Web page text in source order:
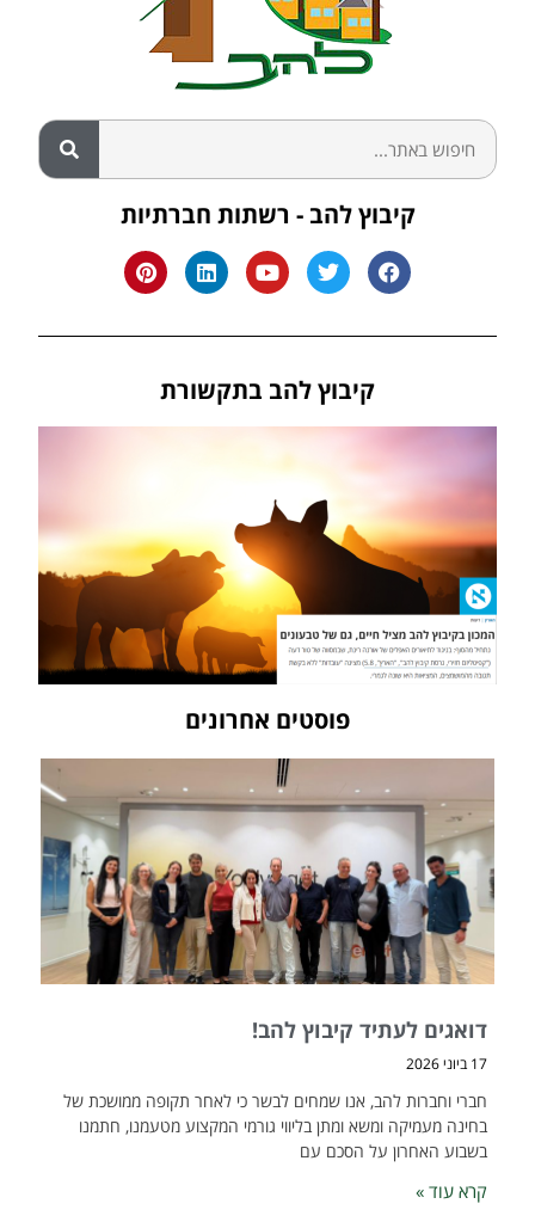
קיבוץ להב - רשתות חברתיות
קיבוץ להב בתקשורת
פוסטים אחרונים
דואגים לעתיד קיבוץ להב!
17 ביוני 2026
חברי וחברות להב, אנו שמחים לבשר כי לאחר תקופה ממושכת של
בחינה מעמיקה ומשא ומתן בליווי גורמי המקצוע מטעמנו, חתמנו
בשבוע האחרון על הסכם עם
קרא עוד »